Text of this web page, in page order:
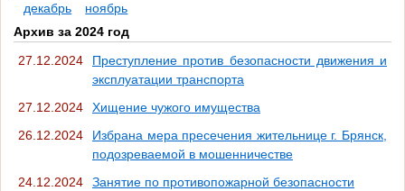
декабрь
ноябрь
Архив за 2024 год
27.12.2024
Преступление против безопасности движения и
эксплуатации транспорта
27.12.2024
Хищение чужого имущества
26.12.2024
Избрана мера пресечения жительнице г. Брянск,
подозреваемой в мошенничестве
24.12.2024
Занятие по противопожарной безопасности